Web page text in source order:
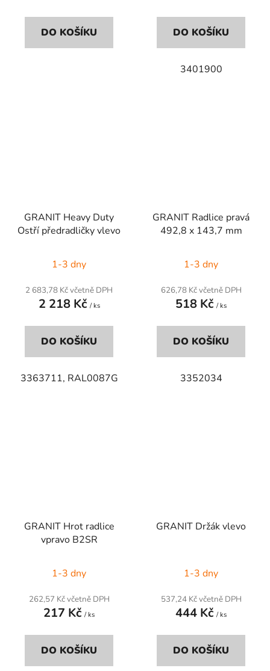
DO KOŠÍKU DO KOŠÍKU
3401900
GRANIT Heavy Duty
Ostří předradličky vlevo
1-3 dny
2 683,78 Kč včetně DPH
2 218 Kč / ks
DO KOŠÍKU
3363711, RAL0087G
GRANIT Radlice pravá
492,8 x 143,7 mm
1-3 dny
626,78 Kč včetně DPH
518 Kč / ks
DO KOŠÍKU
3352034
GRANIT Hrot radlice
vpravo B2SR
1-3 dny
262,57 Kč včetně DPH
217 Kč / ks
DO KOŠÍKU
GRANIT Držák vlevo
1-3 dny
537,24 Kč včetně DPH
444 Kč / ks
DO KOŠÍKU